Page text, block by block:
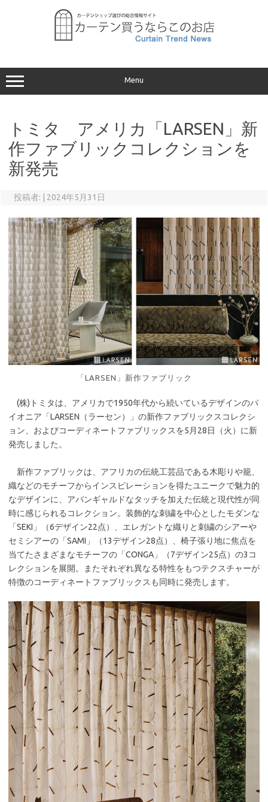
ッ
プ
Menu
トミタ アメリカ「LARSEN」新
作ファブリックコレクションを
新発売
投稿者: 2024年5月31日
「LARSEN」新作ファブリック
(株)トミタは、アメリカで1950年代から続いているデザインのパ
イオニア「LARSEN（ラーセン）」の新作ファブリックスコレクシ
ョン、およびコーディネートファブリックスを5月28日（火）に新
発売しました。
新作ファブリックは、アフリカの伝統工芸品である木彫りや籠、
織などのモチーフからインスピレーションを得たユニークで魅力的
なデザインに、アバンギャルドなタッチを加えた伝統と現代性が同
時に感じられるコレクション。装飾的な刺繍を中心としたモダンな
「SEKI」（6デザイン22点）、エレガントな織りと刺繍のシアーや
セミシアーの「SAMI」（13デザイン28点）、椅子張り地に焦点を
当てたさまざまなモチーフの「CONGA」（7デザイン25点）の3コ
レクションを展開。またそれぞれ異なる特性をもつテクスチャーが
特徴のコーディネートファブリックスも同時に発売します。